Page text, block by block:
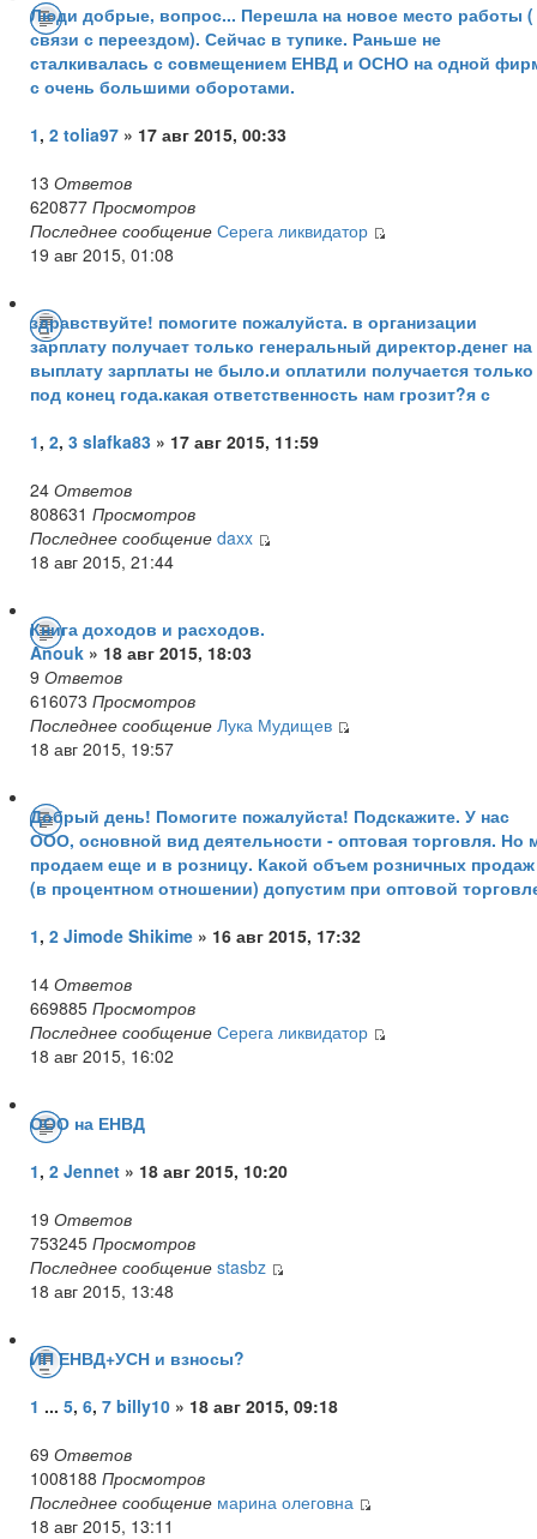
Люди добрые, вопрос... Перешла на новое место работы
связи с переездом). Сейчас в тупике. Раньше не
сталкивалась с совмещением ЕНВД и ОСНО на одной
с очень большими оборотами.
1, 2 tolia97 » 17 авг 2015, 00:33
13 Ответов
620877 Просмотров
Последнее сообщение Серега ликвидатор
19 авг 2015, 01:08
здравствуйте! помогите пожалуйста. в организации
зарплату получает только генеральный директор.денег на
выплату зарплаты не было.и оплатили получается только
под конец года.какая ответственность нам грозит?я с
1, 2, 3 slafka83 » 17 авг 2015, 11:59
24 Ответов
808631 Просмотров
Последнее сообщение daxx
18 авг 2015, 21:44
Книга доходов и расходов.
Anouk » 18 авг 2015, 18:03
9 Ответов
616073 Просмотров
Последнее сообщение Лука Мудищев
18 авг 2015, 19:57
Добрый день! Помогите пожалуйста! Подскажите. У нас
ООО, основной вид деятельности - оптовая торговля. Но
продаем еще и в розницу. Какой объем розничных продаж
(в процентном отношении) допустим при оптовой
1, 2 Jimode Shikime » 16 авг 2015, 17:32
14 Ответов
669885 Просмотров
Последнее сообщение Серега ликвидатор
18 авг 2015, 16:02
ООО на ЕНВД
1, 2 Jennet » 18 авг 2015, 10:20
19 Ответов
753245 Просмотров
Последнее сообщение stasbz
18 авг 2015, 13:48
ИП ЕНВД+УСН и взносы?
1 ... 5, 6, 7 billy10 » 18 авг 2015, 09:18
69 Ответов
1008188 Просмотров
Последнее сообщение марина олеговна
18 авг 2015, 13:11